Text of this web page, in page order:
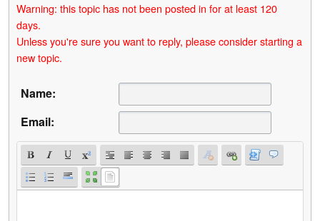
Warning: this topic has not been posted in for at least 120
days.
Unless you're sure you want to reply, please consider starting a
new topic.
Name:
Email: